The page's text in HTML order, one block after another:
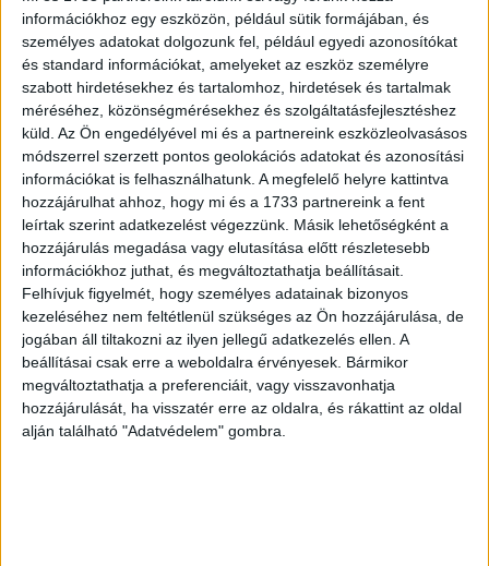
információkhoz egy eszközön, például sütik formájában, és
személyes adatokat dolgozunk fel, például egyedi azonosítókat
és standard információkat, amelyeket az eszköz személyre
szabott hirdetésekhez és tartalomhoz, hirdetések és tartalmak
méréséhez, közönségmérésekhez és szolgáltatásfejlesztéshez
küld. Az Ön engedélyével mi és a partnereink eszközleolvasásos
módszerrel szerzett pontos geolokációs adatokat és azonosítási
információkat is felhasználhatunk. A megfelelő helyre kattintva
hozzájárulhat ahhoz, hogy mi és a 1733 partnereink a fent
leírtak szerint adatkezelést végezzünk. Másik lehetőségként a
hozzájárulás megadása vagy elutasítása előtt részletesebb
információkhoz juthat, és megváltoztathatja beállításait.
Felhívjuk figyelmét, hogy személyes adatainak bizonyos
kezeléséhez nem feltétlenül szükséges az Ön hozzájárulása, de
jogában áll tiltakozni az ilyen jellegű adatkezelés ellen. A
beállításai csak erre a weboldalra érvényesek. Bármikor
megváltoztathatja a preferenciáit, vagy visszavonhatja
hozzájárulását, ha visszatér erre az oldalra, és rákattint az oldal
alján található "Adatvédelem" gombra.
nézők még láthatják A renitens második évadának
epizódjaiban az RTL műsorán és az RTL+ Premium
kínálatában, ám a színésznő a harmadik évad
elkészítésében már nem vesz részt. Kata távozik a
sorozatból, mert a produkció tervezett gyártási időszakát,
valamint ütemezését, mindkét fél elkötelezett igyekezete
ellenére sem sikerült összeegyeztetni.
Gáspár Kata Somos Renáta karakterének
megformálásával nagyban hozzájárult a sorozat
kiemelkedő sikeréhez, amiért a Paprika Studios ezúton is
köszönetét fejezi ki.
fotó: Böbi Molnár